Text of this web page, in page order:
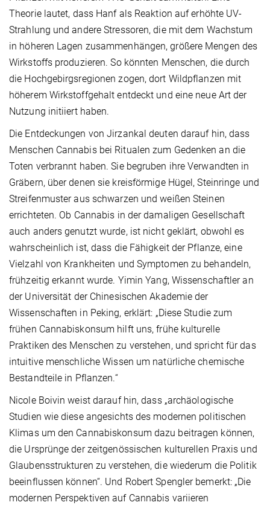
Theorie lautet, dass Hanf als Reaktion auf erhöhte UV-
Strahlung und andere Stressoren, die mit dem Wachstum
in höheren Lagen zusammenhängen, größere Mengen des
Wirkstoffs produzieren. So könnten Menschen, die durch
die Hochgebirgsregionen zogen, dort Wildpflanzen mit
höherem Wirkstoffgehalt entdeckt und eine neue Art der
Nutzung initiiert haben.
Die Entdeckungen von Jirzankal deuten darauf hin, dass
Menschen Cannabis bei Ritualen zum Gedenken an die
Toten verbrannt haben. Sie begruben ihre Verwandten in
Gräbern, über denen sie kreisförmige Hügel, Steinringe und
Streifenmuster aus schwarzen und weißen Steinen
errichteten. Ob Cannabis in der damaligen Gesellschaft
auch anders genutzt wurde, ist nicht geklärt, obwohl es
wahrscheinlich ist, dass die Fähigkeit der Pflanze, eine
Vielzahl von Krankheiten und Symptomen zu behandeln,
frühzeitig erkannt wurde. Yimin Yang, Wissenschaftler an
der Universität der Chinesischen Akademie der
Wissenschaften in Peking, erklärt: „Diese Studie zum
frühen Cannabiskonsum hilft uns, frühe kulturelle
Praktiken des Menschen zu verstehen, und spricht für das
intuitive menschliche Wissen um natürliche chemische
Bestandteile in Pflanzen.“
Nicole Boivin weist darauf hin, dass „archäologische
Studien wie diese angesichts des modernen politischen
Klimas um den Cannabiskonsum dazu beitragen können,
die Ursprünge der zeitgenössischen kulturellen Praxis und
Glaubensstrukturen zu verstehen, die wiederum die Politik
beeinflussen können“. Und Robert Spengler bemerkt: „Die
modernen Perspektiven auf Cannabis variieren